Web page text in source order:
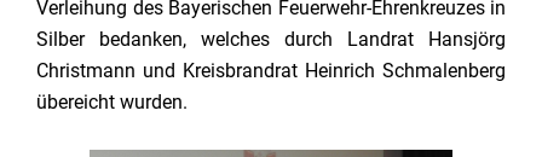
Verleihung des Bayerischen Feuerwehr-Ehrenkreuzes in
Silber bedanken, welches durch Landrat Hansjörg
Christmann und Kreisbrandrat Heinrich Schmalenberg
übereicht wurden.